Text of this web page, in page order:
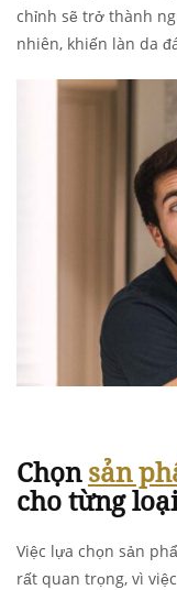
chỉnh sẽ trở thành
nhiên, khiến làn da
Chọnsản
cho từng
Việc lựa chọn sản
rất quan trọng, vì